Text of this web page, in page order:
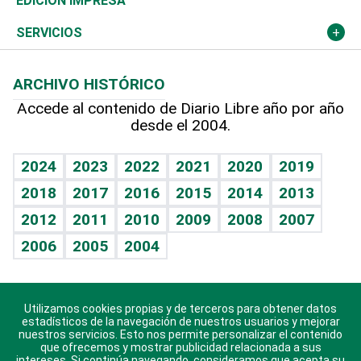
Resto del mundo
Economía personal
Podcast Arte Libre
Hablando con el pediatra
Vida y familia
Eñe
Celebrando la vida
Sin complejos
En pocas palabras
Escuchando al corazón
Economía Personal
Más deportes
TBT Deportivo
Columnistas
Más firmas
Cambio climático
Opinión
Hecho en casa
Guía del dinero
SERVICIOS
Cumpleaños
Horóscopos
Crucigramas
ARCHIVO HISTÓRICO
Accede al contenido de Diario Libre año por año
desde el 2004.
2024 2023 2022 2021 2020
2019
2018
2017 2016 2015 2014
2013
2012
2011 2010 2009 2008
2007
2006
2005 2004
Descarga nuestras aplicaciones para Android, iOS y
sistema Huawei.
Utilizamos cookies propias y de terceros para obtener datos
estadísticos de la navegación de nuestros usuarios y mejorar
nuestros servicios. Esto nos permite personalizar el contenido
que ofrecemos y mostrar publicidad relacionada a sus